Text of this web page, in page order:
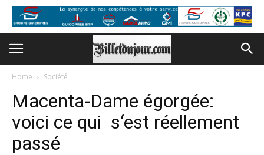
Home Société
Macenta-Dame égorgée:
voici ce qui s‘est réellement
passé